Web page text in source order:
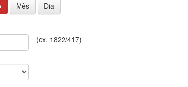
Mês Dia
(ex. 1822/417)